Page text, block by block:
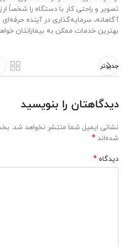
تصویر و راحتی کار با دستگاه را شخصاً
آگاهانه، سرمایه‌گذاری در آینده
بهترین خدمات ممکن به بیمارانتان
جدیدتر
دیدگاهتان را بنویسید
نشانی ایمیل شما منتشر نخواهد شد.
شده‌اند*
دیدگاه*